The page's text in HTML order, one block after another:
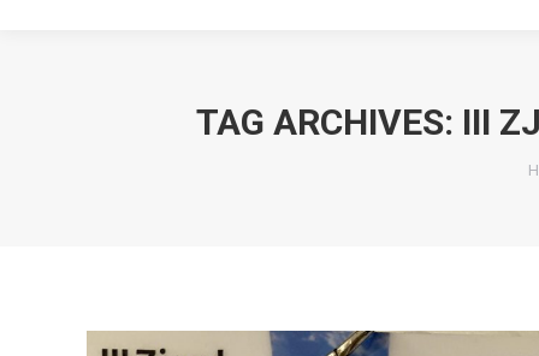
TAG ARCHIVES: III